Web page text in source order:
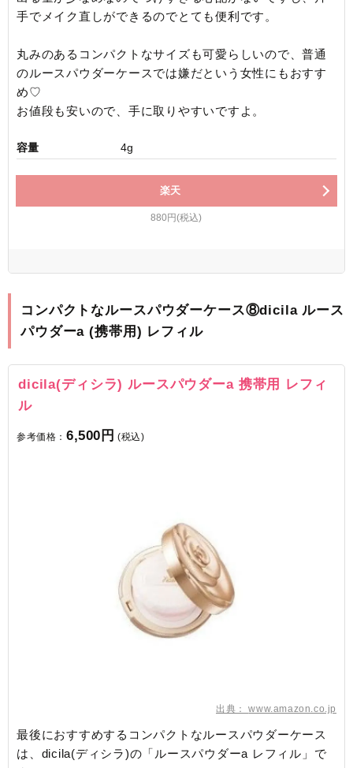
手でメイク直しができるのでとても便利です。
丸みのあるコンパクトなサイズも可愛らしいので、普通
のルースパウダーケースでは嫌だという女性にもおすす
め♡
お値段も安いので、手に取りやすいですよ。
容量 4g
楽天
880円(税込)
コンパクトなルースパウダーケース⑧dicila ルース
パウダーa (携帯用) レフィル
dicila(ディシラ) ルースパウダーa 携帯用 レフィ
ル
参考価格： 6,500円 (税込)
出典：www.amazon.co.jp
最後におすすめするコンパクトなルースパウダーケース
は、dicila(ディシラ)の「ルースパウダーa レフィル」で